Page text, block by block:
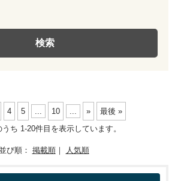
検索
4 5 ... 10 ... »
最後 »
ち 1-20件目を表示しています。
び順： 掲載順｜ 人気順